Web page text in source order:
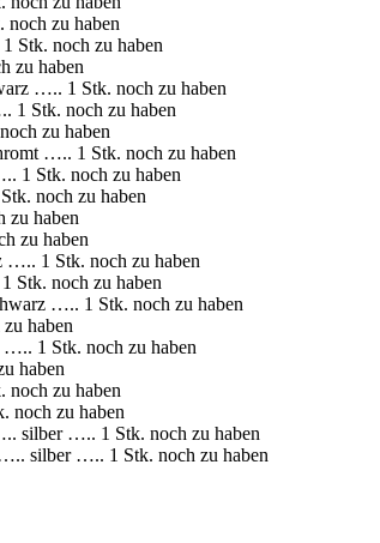
zu haben
noch zu haben
zu haben
….. 1 Stk. noch zu haben
Stk. noch zu haben
zu haben
….. 1 Stk. noch zu haben
Stk. noch zu haben
noch zu haben
haben
zu haben
1 Stk. noch zu haben
noch zu haben
….. 1 Stk. noch zu haben
haben
1 Stk. noch zu haben
haben
zu haben
zu haben
silber ….. 1 Stk. noch zu haben
silber ….. 1 Stk. noch zu haben